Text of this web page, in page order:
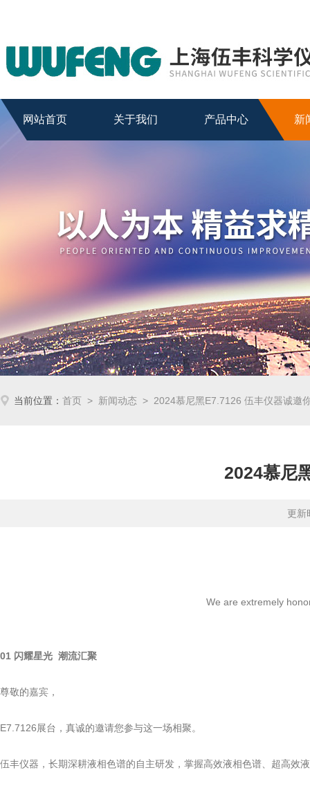
网站首页 关于我们 产品中心 新
当前位置：首页 > 新闻动态 > 2024慕尼黑E7.7126 伍丰仪器诚邀
2024慕尼
更
We are extremely
01 闪耀星光 潮流汇聚
尊敬的嘉宾，
E7.7126展台，真诚的邀请您参与这一场相聚。
伍丰仪器，长期深耕液相色谱的自主研发，掌握高效液相色谱、超高效